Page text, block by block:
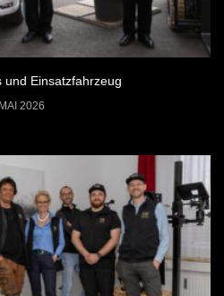
und Einsatzfahrzeug
2026